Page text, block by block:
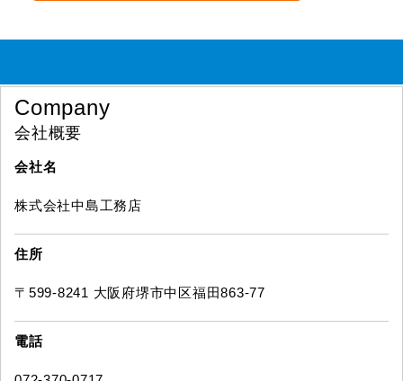
Company
会社概要
会社名
株式会社中島工務店
住所
〒599-8241 大阪府堺市中区福田863-77
電話